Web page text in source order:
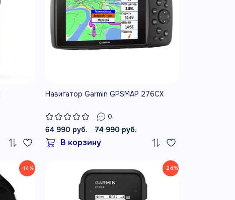
Навигатор Garmin GPSMAP 276CX
0
64 990 руб. 74 990 руб.
В корзину
−14% −24%